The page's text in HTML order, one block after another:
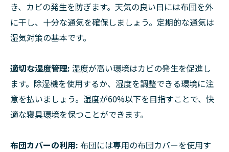
き、カビの発生を防ぎます。天気の良い日には布団を外
に干し、十分な通気を確保しましょう。定期的な通気は
湿気対策の基本です。
適切な湿度管理: 湿度が高い環境はカビの発生を促進し
ます。除湿機を使用するか、湿度を調整できる環境に注
意を払いましょう。湿度が60%以下を目指すことで、快
適な寝具環境を保つことができます。
布団カバーの利用: 布団には専用の布団カバーを使用す